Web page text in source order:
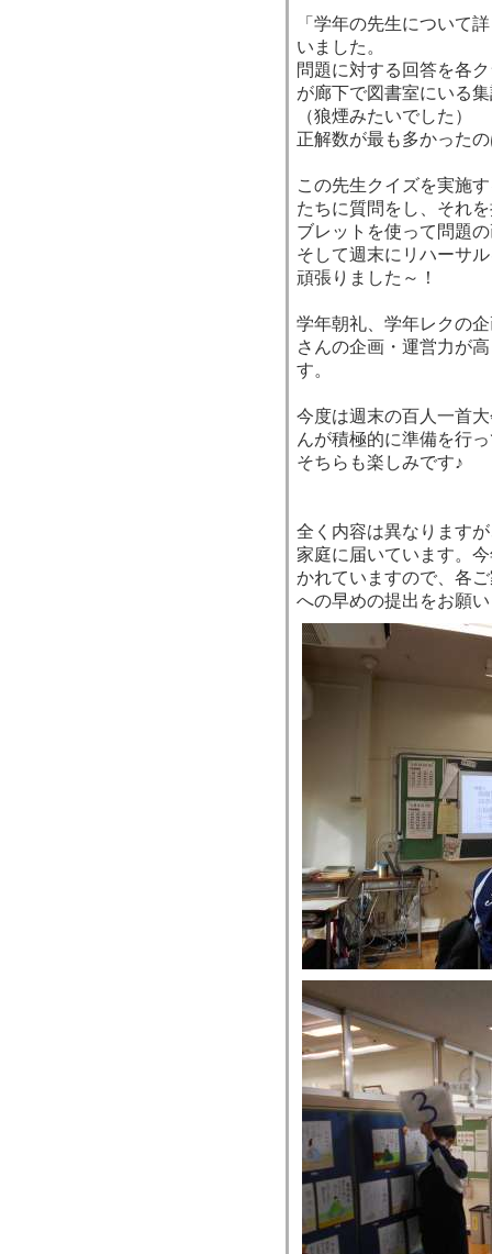
「学年の先生について
いました。
問題に対する回答を各
が廊下で図書室にいる
（狼煙みたいでした）
正解数が最も多かった
この先生クイズを実施
たちに質問をし、それ
ブレットを使って問題
そして週末にリハーサ
頑張りました～！
学年朝礼、学年レクの
さんの企画・運営力が
す。
今度は週末の百人一首
んが積極的に準備を行
そちらも楽しみです♪
全く内容は異なります
家庭に届いています。
かれていますので、各
への早めの提出をお願